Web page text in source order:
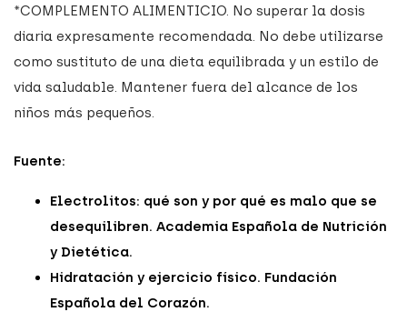
*COMPLEMENTO ALIMENTICIO. No superar la dosis
diaria expresamente recomendada. No debe utilizarse
como sustituto de una dieta equilibrada y un estilo de
vida saludable. Mantener fuera del alcance de los
niños más pequeños.
Fuente:
Electrolitos: qué son y por qué es malo que se
desequilibren. Academia Española de Nutrición
y Dietética.
Hidratación y ejercicio físico. Fundación
Española del Corazón.